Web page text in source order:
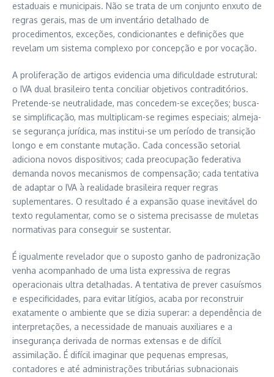
estaduais e municipais. Não se trata de um conjunto enxuto de
regras gerais, mas de um inventário detalhado de
procedimentos, exceções, condicionantes e definições que
revelam um sistema complexo por concepção e por vocação.
A proliferação de artigos evidencia uma dificuldade estrutural:
o IVA dual brasileiro tenta conciliar objetivos contraditórios.
Pretende-se neutralidade, mas concedem-se exceções; busca-
se simplificação, mas multiplicam-se regimes especiais; almeja-
se segurança jurídica, mas institui-se um período de transição
longo e em constante mutação. Cada concessão setorial
adiciona novos dispositivos; cada preocupação federativa
demanda novos mecanismos de compensação; cada tentativa
de adaptar o IVA à realidade brasileira requer regras
suplementares. O resultado é a expansão quase inevitável do
texto regulamentar, como se o sistema precisasse de muletas
normativas para conseguir se sustentar.
É igualmente revelador que o suposto ganho de padronização
venha acompanhado de uma lista expressiva de regras
operacionais ultra detalhadas. A tentativa de prever casuísmos
e especificidades, para evitar litígios, acaba por reconstruir
exatamente o ambiente que se dizia superar: a dependência de
interpretações, a necessidade de manuais auxiliares e a
insegurança derivada de normas extensas e de difícil
assimilação. É difícil imaginar que pequenas empresas,
contadores e até administrações tributárias subnacionais